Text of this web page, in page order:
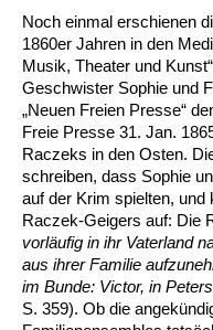
Noch einmal erschienen
1860er Jahren in den
Musik, Theater und
Geschwister Sophie und
„Neuen Freien Presse“
Freie Presse 31. Jan.
Raczeks in den Osten.
schreiben, dass Sophie
auf der Krim spielten, und
Raczek-Geigers auf: Die
vorläufig in ihr Vaterland
aus ihrer Familie
im Bunde: Victor, in
S. 359). Ob die